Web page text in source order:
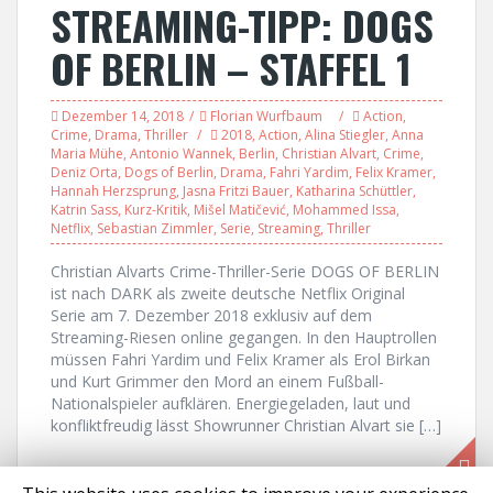
STREAMING-TIPP: DOGS
OF BERLIN – STAFFEL 1
Dezember 14, 2018 Florian Wurfbaum Action,
Crime, Drama, Thriller 2018, Action, Alina Stiegler, Anna
Maria Mühe, Antonio Wannek, Berlin, Christian Alvart, Crime,
Deniz Orta, Dogs of Berlin, Drama, Fahri Yardim, Felix Kramer,
Hannah Herzsprung, Jasna Fritzi Bauer, Katharina Schüttler,
Katrin Sass, Kurz-Kritik, Mišel Matičević, Mohammed Issa,
Netflix, Sebastian Zimmler, Serie, Streaming, Thriller
Christian Alvarts Crime-Thriller-Serie DOGS OF BERLIN
ist nach DARK als zweite deutsche Netflix Original
Serie am 7. Dezember 2018 exklusiv auf dem
Streaming-Riesen online gegangen. In den Hauptrollen
müssen Fahri Yardim und Felix Kramer als Erol Birkan
und Kurt Grimmer den Mord an einem Fußball-
Nationalspieler aufklären. Energiegeladen, laut und
konfliktfreudig lässt Showrunner Christian Alvart sie […]